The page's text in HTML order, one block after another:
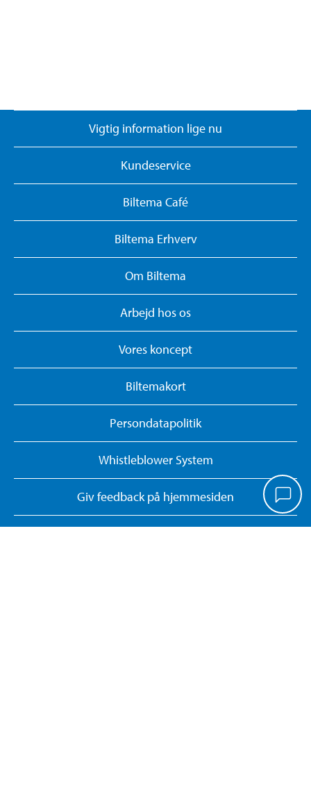
Vigtig information lige nu
Kundeservice
Biltema Café
Biltema Erhverv
Om Biltema
Arbejd hos os
Vores koncept
Biltemakort
Persondatapolitik
Whistleblower System
Giv feedback på hjemmesiden